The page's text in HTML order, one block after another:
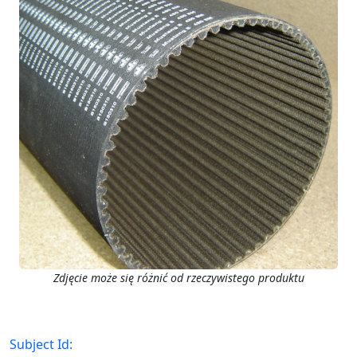
Zdjęcie może się różnić od rzeczywistego produktu
Subject Id: